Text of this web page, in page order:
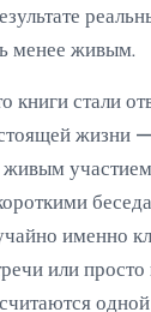
менее живым.
книги стали
жизни
живым
именно
или просто